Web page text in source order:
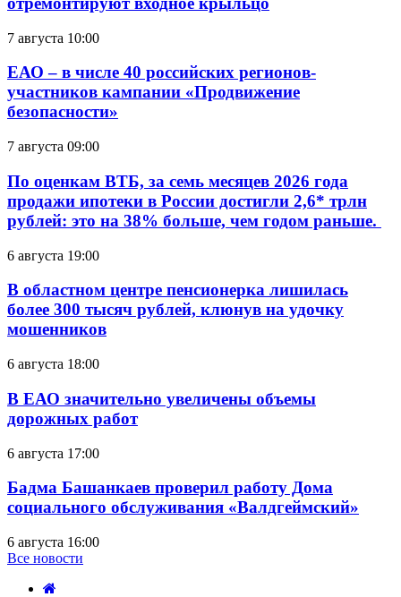
7 августа 10:00
ЕАО – в числе 40 российских регионов-
участников кампании «Продвижение
безопасности»
7 августа 09:00
По оценкам ВТБ, за семь месяцев 2026 года
продажи ипотеки в России достигли 2,6* трлн
рублей: это на 38% больше, чем годом раньше.
6 августа 19:00
В областном центре пенсионерка лишилась
более 300 тысяч рублей, клюнув на удочку
мошенников
6 августа 18:00
В ЕАО значительно увеличены объемы
дорожных работ
6 августа 17:00
Бадма Башанкаев проверил работу Дома
социального обслуживания «Валдгеймский»
6 августа 16:00
Все новости